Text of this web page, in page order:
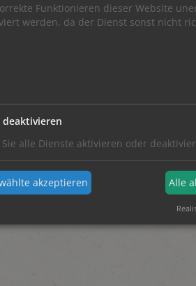
MO - DO: 07.30 - 18.00 UHR
Funktionieren dieser Website
werden, da der Dienst sonst nicht
alle Dienste aktivieren oder
akzeptieren Alle